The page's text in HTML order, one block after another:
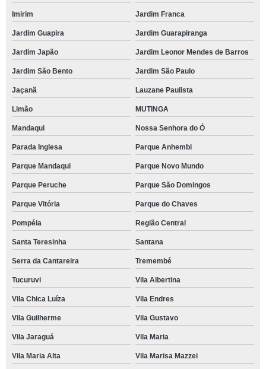
Imirim Jardim Franca
Jardim Guapira Jardim Guarapiranga
Jardim Japão Jardim Leonor Mendes de Barros
Jardim São Bento Jardim São Paulo
Jaçanã Lauzane Paulista
Limão MUTINGA
Mandaqui Nossa Senhora do Ó
Parada Inglesa Parque Anhembi
Parque Mandaqui Parque Novo Mundo
Parque Peruche Parque São Domingos
Parque Vitória Parque do Chaves
Pompéia Região Central
Santa Teresinha Santana
Serra da Cantareira Tremembé
Tucuruvi Vila Albertina
Vila Chica Luíza Vila Endres
Vila Guilherme Vila Gustavo
Vila Jaraguá Vila Maria
Vila Maria Alta Vila Marisa Mazzei